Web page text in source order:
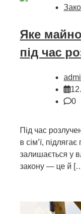
Яке
під час
0
Під час
в сім’ї,
залишається у
закону — це й